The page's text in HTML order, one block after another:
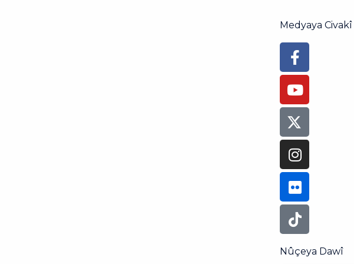
Medyaya Civakî
f
Youtube
Flickr
Tiktok
Nûçeya Dawî